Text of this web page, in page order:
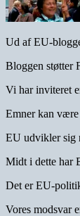
Ud af EU-
Bloggen støtter
Vi har inviteret
Emner kan
EU udvikler sig
Midt i dette har
Det er EU-
Vores modsvar